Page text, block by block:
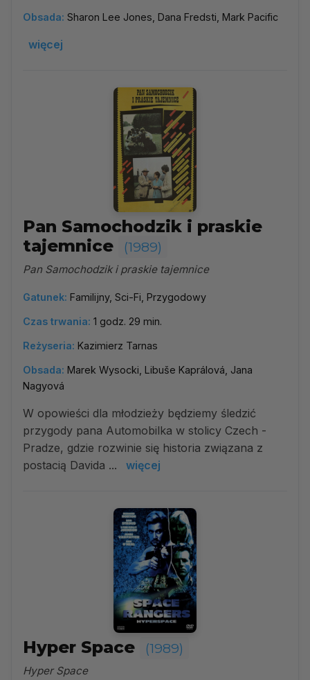
Obsada: Sharon Lee Jones, Dana Fredsti, Mark Pacific
więcej
Pan Samochodzik i praskie
tajemnice
(1989)
Pan Samochodzik i praskie tajemnice
Gatunek: Familijny, Sci-Fi, Przygodowy
Czas trwania: 1 godz. 29 min.
Reżyseria: Kazimierz Tarnas
Obsada: Marek Wysocki, Libuše Kaprálová, Jana
Nagyová
W opowieści dla młodzieży będziemy śledzić
przygody pana Automobilka w stolicy Czech -
Pradze, gdzie rozwinie się historia związana z
postacią Davida ...
więcej
Hyper Space (1989)
Hyper Space